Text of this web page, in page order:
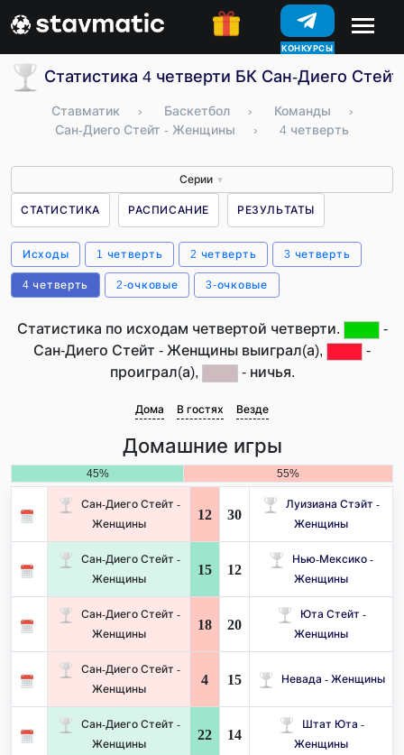
КОНКУРСЫ
Статистика 4 четверти БК Сан-Диего
Ставматик › Баскетбол › Команды
›
Сан-Диего Стейт - Женщины
› 4 четверть
Серии ▼
СТАТИСТИКА РАСПИСАНИЕ РЕЗУЛЬТАТЫ
Исходы 1 четверть 2 четверть 3 четверть
4 четверть 2-очковые 3-очковые
Статистика по исходам четвертой четверти.
-
Сан-Диего Стейт - Женщины выиграл(а),
-
проиграл(а),
- ничья.
Дома В гостях Везде
Домашние игры
45% 55%
Сан-Диего Стейт -
Женщины
12 30
Луизиана Стэйт -
Женщины
Сан-Диего Стейт -
Женщины
15 12
Нью-Мексико -
Женщины
Сан-Диего Стейт -
Женщины
18 20
Юта Стейт -
Женщины
Сан-Диего Стейт -
Женщины
4 15 Невада - Женщины
Сан-Диего Стейт -
Женщины
22 14
Штат Юта -
Женщины